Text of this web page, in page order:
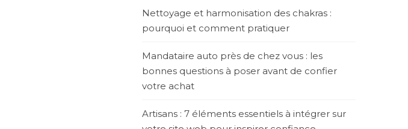
Nettoyage et harmonisation des chakras :
pourquoi et comment pratiquer
Mandataire auto près de chez vous : les
bonnes questions à poser avant de confier
votre achat
Artisans : 7 éléments essentiels à intégrer sur